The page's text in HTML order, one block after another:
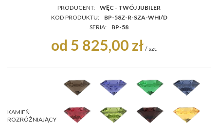
PRODUCENT:
WĘC - TWÓJ JUBILER
KOD PRODUKTU:
BP-58Z-R-SZA-WHI/D
SERIA:
BP-58
od 5 825,00 zł / szt.
KAMIEŃ
ROZRÓŻNIAJĄCY